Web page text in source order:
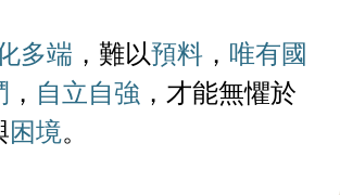
多端 ，難以預料， 唯有國
， 自立自強 ，才能無懼於
困境。